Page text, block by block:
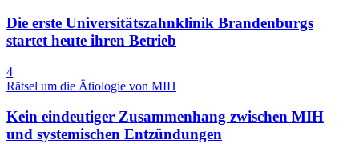
Die erste Universitätszahnklinik Brandenburgs
startet heute ihren Betrieb
4
Rätsel um die Ätiologie von MIH
Kein eindeutiger Zusammenhang zwischen MIH
und systemischen Entzündungen